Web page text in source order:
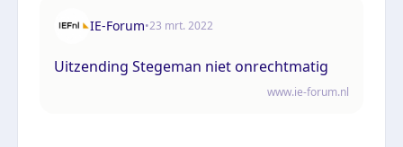
IE-Forum•23 mrt. 2022
Uitzending Stegeman niet onrechtmatig
www.ie-forum.nl